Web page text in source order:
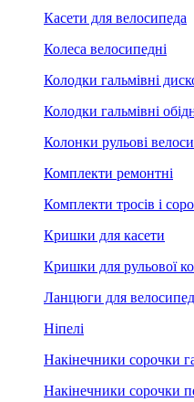
Касети для велосипеда
Колеса велосипедні
Колодки гальмівні
Колодки гальмівні
Колонки рульові
Комплекти ремонтні
Комплекти тросів і
Кришки для касети
Кришки для рульової
Ланцюги для
Ніпелі
Накінечники сорочки
Накінечники сорочки